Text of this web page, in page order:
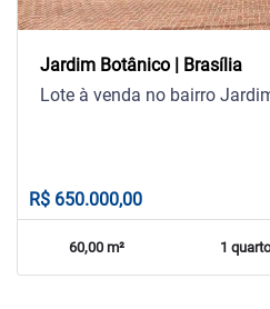
Jardim Botânico | Brasília
Lote à venda no bairro
R$ 650.000,00
60,00 m² 1